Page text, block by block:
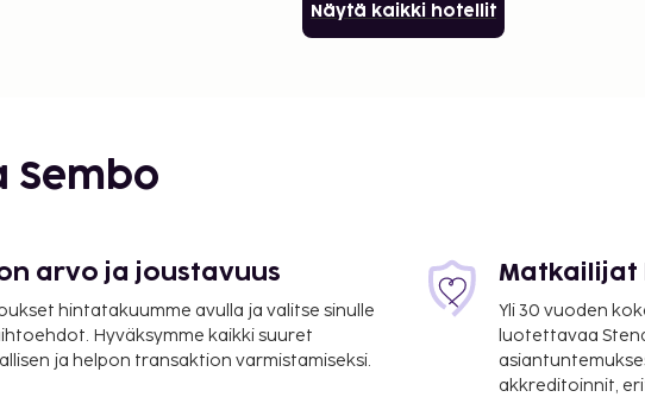
Näytä kaikki hotellit
Sembo
arvo ja joustavuus
hintatakuumme avulla ja valitse sinulle
Hyväksymme kaikki suuret
ja helpon transaktion varmistamiseksi.
Matkailijat
Yli 30 vuoden
luotettavaa
akkreditoinnit,